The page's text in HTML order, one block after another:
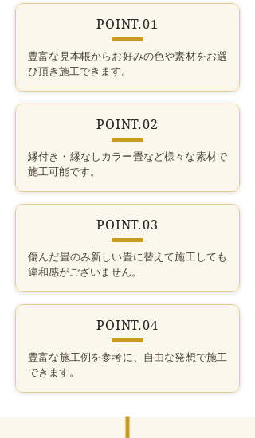
POINT.01
豊富な見本帳からお好みの色や素材をお選
び頂き施工できます。
POINT.02
縁付き・縁なしカラー畳など様々な素材で​
施工可能です。
POINT.03
傷んだ畳のみ新しい畳に替えて施工しても
違和感がございません。
POINT.04
豊富な施工例を参考に、自由な発想で施工
できます。